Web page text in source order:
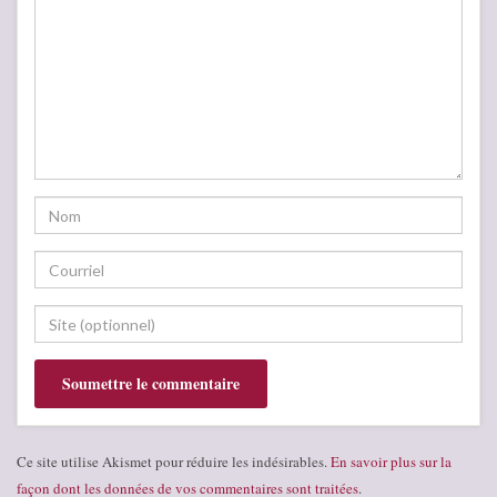
Ce site utilise Akismet pour réduire les indésirables.En savoir plus sur la
façon dont les données de vos commentaires sont traitées.